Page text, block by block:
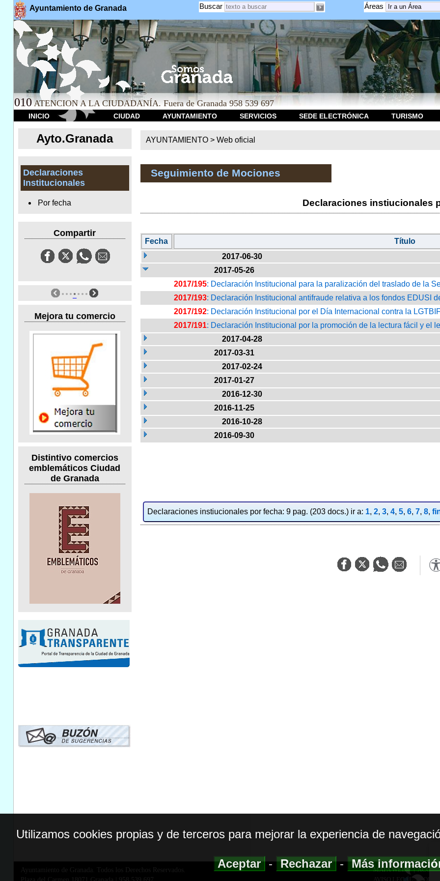
Ayuntamiento de Granada Áreas
Buscar
010 ATENCION A LA CIUDADANÍA. Fuera de Granada 958 539 697
INICIO CIUDAD AYUNTAMIENTO SERVICIOS SEDE ELECTRÓNICA TURISMO
Ayto.Granada
Declaraciones
Institucionales
Por fecha
Compartir
Mejora tu comercio
Distintivo comercios
emblemáticos Ciudad
de Granada
AYUNTAMIENTO > Web oficial
Seguimiento de Mociones
Declaraciones instiucionales
Fecha
Título
2017-06-30
2017-05-26
2017/195: Declaración Institucional para la paralización del traslado de la
2017/193: Declaración Institucional antifraude relativa a los fondos EDUSI
2017/192: Declaración Institucional por el Día Internacional contra la
2017/191: Declaración Institucional por la promoción de la lectura fácil y el
2017-04-28
2017-03-31
2017-02-24
2017-01-27
2016-12-30
2016-11-25
2016-10-28
2016-09-30
Declaraciones instiucionales por fecha: 9 pag. (203 docs.) ir a: 1, 2, 3, 4, 5, 6, 7, 8,
Ayuntamiento de Granada. Todos los Derechos Reservados.
MAPA WEB|
AVISO LEGAL|
Utilizamos cookies propias y de terceros para mejorar la experiencia de
Aceptar-Rechazar-Más